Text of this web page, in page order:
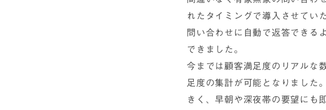
れたタイミングで導入させてい
問い合わせに自動で返答できる
できました。
今までは顧客満足度のリアルな
足度の集計が可能となりました
きく、早朝や深夜帯の要望にも